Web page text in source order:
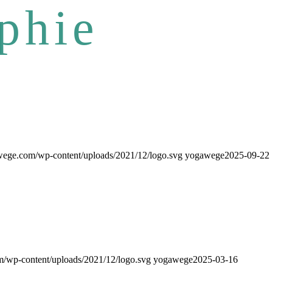
wp-content/uploads/2021/12/logo.svg yogawege2025-09-22
wp-content/uploads/2021/12/logo.svg yogawege2025-03-16